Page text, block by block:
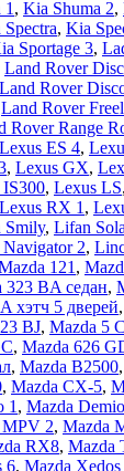
, Kia Shuma 2,
, Kia
Sportage 3,
Land Rover
Land Rover
Land Rover
Rover Range
Lexus ES 4,
, Lexus GX,
, Lexus LS,
Lexus RX 1 ,
Smily, Lifan
2,
121 ,
323 BA седан,
хэтч 5 дверей,
BJ, Mazda 5
, Mazda 626
, Mazda B2500,
, Mazda CX-5,
1 , Mazda
MPV 2, Mazda
RX8, Mazda
6, Mazda Xedos